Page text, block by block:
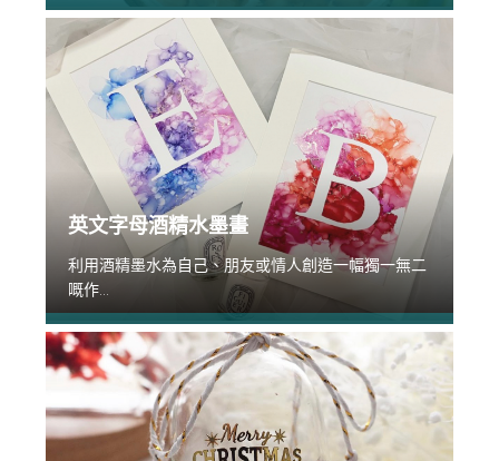
英文字母酒精水墨畫
利用酒精墨水為自己、朋友或情人創造一幅獨一無二
嘅作...